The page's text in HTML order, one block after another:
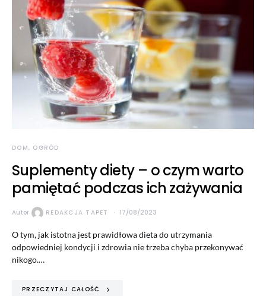
DOM, OGRÓD
Suplementy diety – o czym warto
pamiętać podczas ich zażywania
Autor REDAKCJA TAPET 17/08/2023
O tym, jak istotna jest prawidłowa dieta do utrzymania
odpowiedniej kondycji i zdrowia nie trzeba chyba przekonywać
nikogo.…
PRZECZYTAJ CAŁOŚĆ